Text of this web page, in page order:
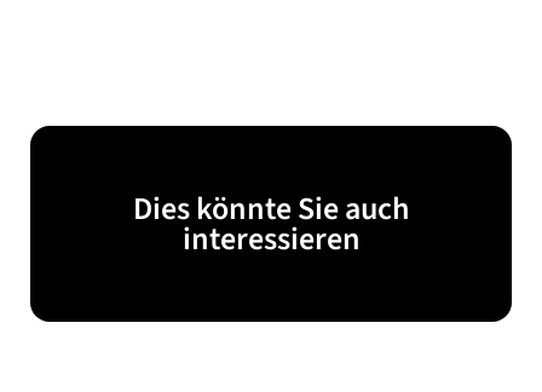
Dies könnte Sie auch
interessieren